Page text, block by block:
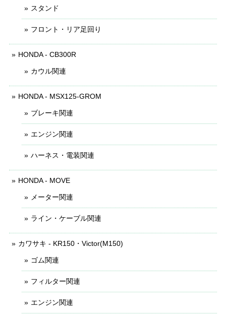
スタンド
フロント・リア足回り
HONDA - CB300R
カウル関連
HONDA - MSX125-GROM
ブレーキ関連
エンジン関連
ハーネス・電装関連
HONDA - MOVE
メーター関連
ライン・ケーブル関連
カワサキ - KR150・Victor(M150)
ゴム関連
フィルター関連
エンジン関連